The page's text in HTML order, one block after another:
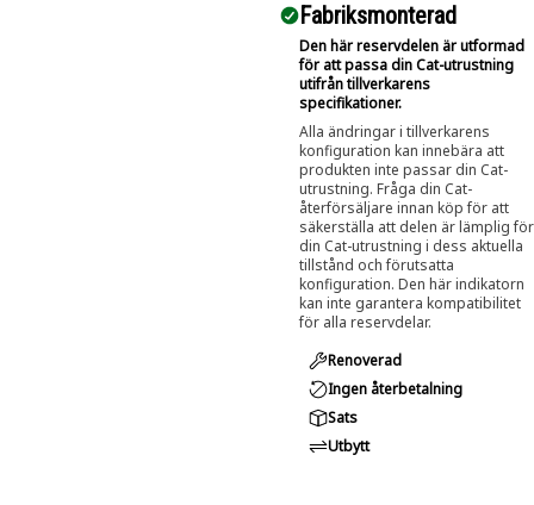
Fabriksmonterad
Den här reservdelen är utformad
för att passa din Cat-utrustning
utifrån tillverkarens
specifikationer.
Alla ändringar i tillverkarens
konfiguration kan innebära att
produkten inte passar din Cat-
utrustning. Fråga din Cat-
återförsäljare innan köp för att
säkerställa att delen är lämplig för
din Cat-utrustning i dess aktuella
tillstånd och förutsatta
konfiguration. Den här indikatorn
kan inte garantera kompatibilitet
för alla reservdelar.
Renoverad
Ingen återbetalning
Sats
Utbytt